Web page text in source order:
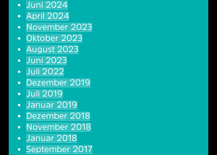
Vorträge & Lesungen
Kafé Klinker
FAQ – Fragen & Antworten
Kontakt
Jobs
Ansprechpartner
Buchungsanfrage
Juni 2024
April 2024
November 2023
Oktober 2023
August 2023
Juni 2023
Juli 2022
Dezember 2019
Juli 2019
Januar 2019
Dezember 2018
November 2018
Januar 2018
September 2017